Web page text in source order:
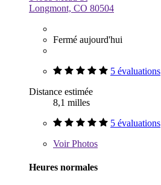
Longmont, CO 80504
Fermé aujourd'hui
5 évaluations
Distance estimée
8,1 milles
5 évaluations
VoirPhotos
Heures normales